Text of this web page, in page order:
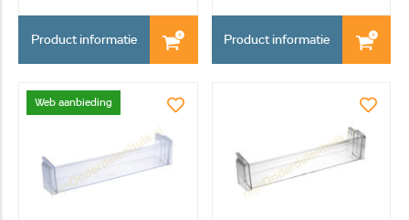
Product informatie Product informatie
Web aanbieding